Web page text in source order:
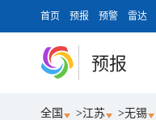
首页 预报 预警 雷达
预报
全国 >江苏 >无锡